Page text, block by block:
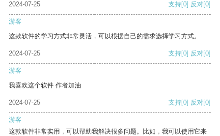
2024-07-25 支持[0] 反对[0]
游客
这款软件的学习方式非常灵活，可以根据自己的需求选择学习方式。
2024-07-25 支持[0] 反对[0]
游客
我喜欢这个软件 作者加油
2024-07-25 支持[0] 反对[0]
游客
这款软件非常实用，可以帮助我解决很多问题。比如，我可以使用它来